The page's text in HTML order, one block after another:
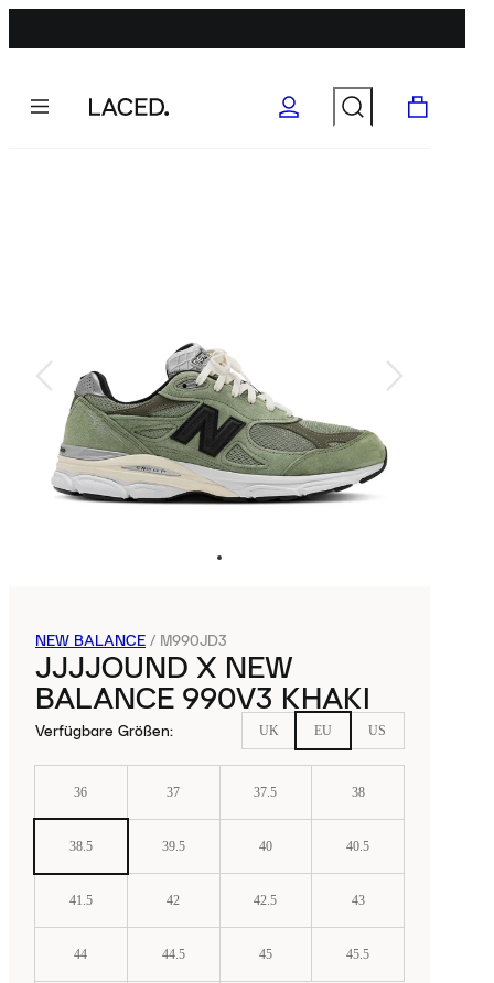
NEW BALANCE / M990JD3
JJJJOUND X NEW
BALANCE 990V3 KHAKI
Verfügbare Größen: UK EU US
36 37 37.5 38
38.5 39.5 40 40.5
41.5 42 42.5 43
44 44.5 45 45.5